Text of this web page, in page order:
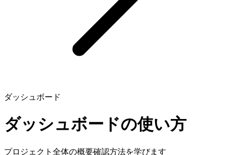
ダッシュボード
ダッシュボードの使い方
プロジェクト全体の概要確認方法を学びます